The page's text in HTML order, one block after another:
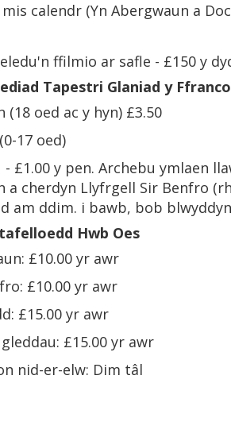
mis calendr (Yn Abergwaun a
ffilmio ar safle - £150 y
Tapestri Glaniad y
(18 oed ac y hyn) £3.50
17 oed)
- £1.00 y pen. Archebu ymlaen
a cherdyn Llyfrgell Sir Benfro
am ddim. i bawb, bob
Hwb Oes
£10.00 yr awr
£10.00 yr awr
£15.00 yr awr
£15.00 yr awr
nid-er-elw: Dim tâl